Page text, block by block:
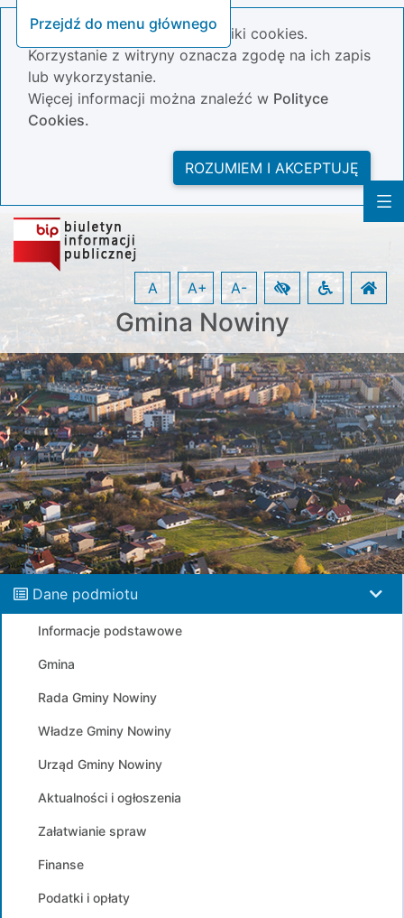
Przejdź do menu głównego
Nasza strona wykorzystuje pliki cookies.
Korzystanie z witryny oznacza zgodę na ich zapis
lub wykorzystanie.
Więcej informacji można znaleźć w Polityce
Cookies.
ROZUMIEM I AKCEPTUJĘ
Gmina Nowiny
A A+ A-
Dane podmiotu
Informacje podstawowe
Gmina
Rada Gminy Nowiny
Władze Gminy Nowiny
Urząd Gminy Nowiny
Aktualności i ogłoszenia
Załatwianie spraw
Finanse
Podatki i opłaty